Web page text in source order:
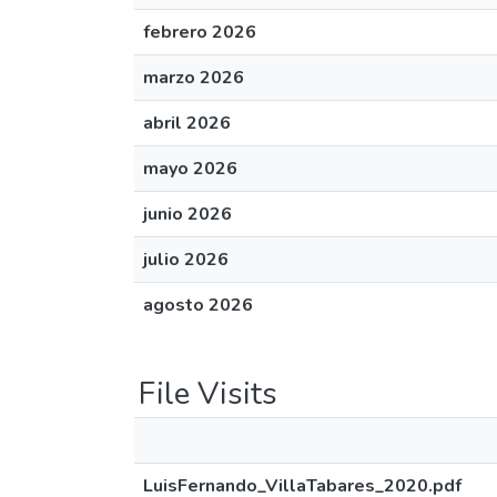
febrero 2026
marzo 2026
abril 2026
mayo 2026
junio 2026
julio 2026
agosto 2026
File Visits
LuisFernando_VillaTabares_2020.pdf